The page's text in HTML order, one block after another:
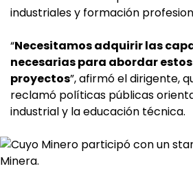
industriales y formación
“Necesitamos adquirir las
necesarias para abordar
proyectos”, afirmó el dirigente,
reclamó políticas públicas
industrial y la educación técnica.